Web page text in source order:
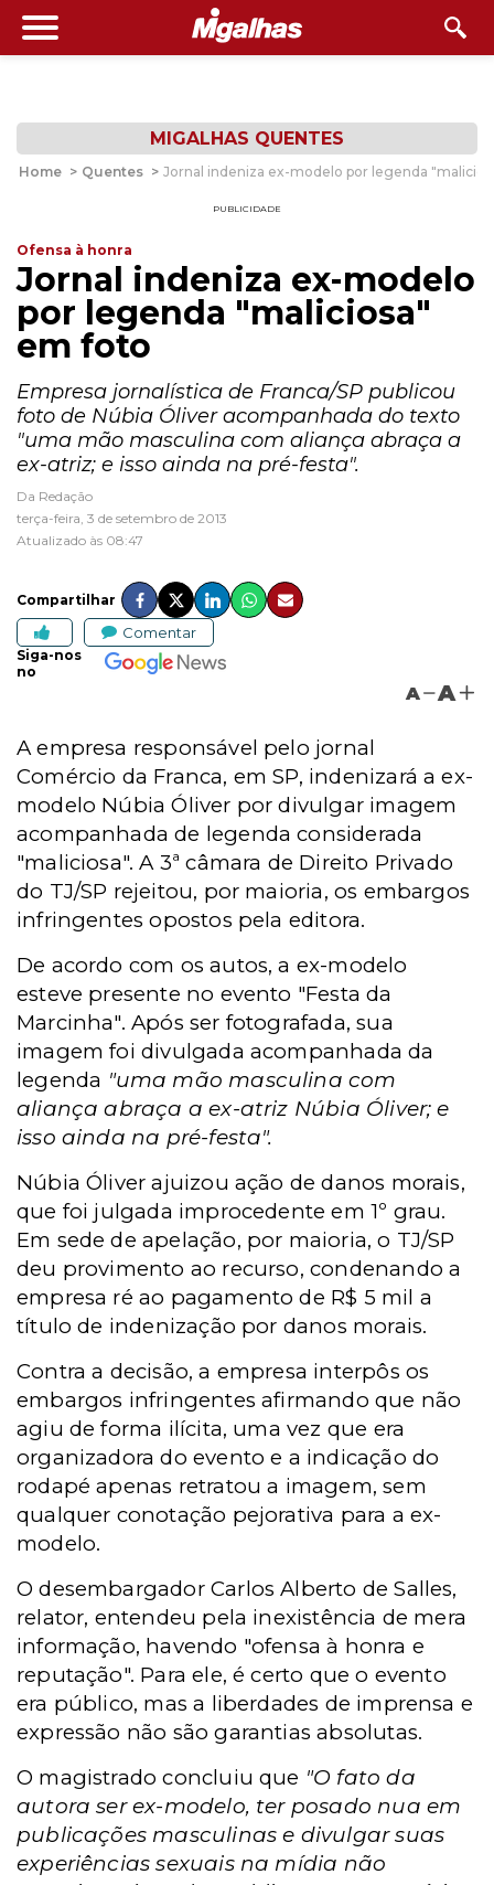
MIGALHAS QUENTES
Home > Quentes > Jornal indeniza ex-modelo por legenda
PUBLICIDADE
Ofensa à honra
Jornal indeniza ex-modelo
por legenda "maliciosa"
em foto
Empresa jornalística de Franca/SP publicou
foto de Núbia Óliver acompanhada do texto
"uma mão masculina com aliança abraça a
ex-atriz; e isso ainda na pré-festa".
Da Redação
terça-feira, 3 de setembro de 2013
Atualizado às 08:47
Compartilhar
Comentar
Siga-nos
no
A A
A empresa responsável pelo jornal
Comércio da Franca, em SP, indenizará a ex-
modelo Núbia Óliver por divulgar imagem
acompanhada de legenda considerada
"maliciosa". A 3ª câmara de Direito Privado
do TJ/SP rejeitou, por maioria, os embargos
infringentes opostos pela editora.
De acordo com os autos, a ex-modelo
esteve presente no evento "Festa da
Marcinha". Após ser fotografada, sua
imagem foi divulgada acompanhada da
legenda "uma mão masculina com
aliança abraça a ex-atriz Núbia Óliver; e
isso ainda na pré-festa".
Núbia Óliver ajuizou ação de danos morais,
que foi julgada improcedente em 1º grau.
Em sede de apelação, por maioria, o TJ/SP
deu provimento ao recurso, condenando a
empresa ré ao pagamento de R$ 5 mil a
título de indenização por danos morais.
Contra a decisão, a empresa interpôs os
embargos infringentes afirmando que não
agiu de forma ilícita, uma vez que era
organizadora do evento e a indicação do
rodapé apenas retratou a imagem, sem
qualquer conotação pejorativa para a ex-
modelo.
O desembargador Carlos Alberto de Salles,
relator, entendeu pela inexistência de mera
informação, havendo "ofensa à honra e
reputação". Para ele, é certo que o evento
era público, mas a liberdades de imprensa e
expressão não são garantias absolutas.
O magistrado concluiu que "O fato da
autora ser ex-modelo, ter posado nua em
publicações masculinas e divulgar suas
experiências sexuais na mídia não